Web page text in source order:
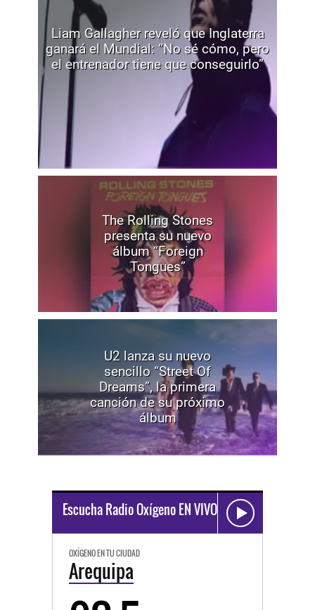
Liam Gallagher reveló que Inglaterra
ganará el Mundial: “No sé cómo, pero
el entrenador tiene que conseguirlo”
The Rolling Stones
presenta su nuevo
álbum “Foreign
Tongues”
U2 lanza su nuevo
sencillo “Street Of
Dreams”, la primera
canción de su próximo
álbum
Escucha Radio Oxígeno EN VIVO
OXÍGENO EN TU CIUDAD
Arequipa